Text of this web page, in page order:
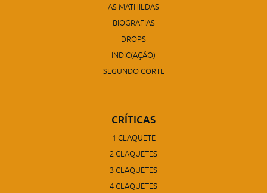
AS MATHILDAS
BIOGRAFIAS
DROPS
INDIC(AÇÃO)
SEGUNDO CORTE
CRÍTICAS
1 CLAQUETE
2 CLAQUETES
3 CLAQUETES
4 CLAQUETES